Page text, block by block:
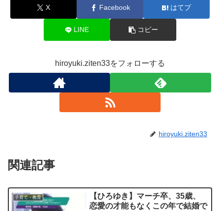
X Facebook はてブ
LINE コピー
hiroyuki.ziten33をフォローする
hiroyuki.ziten33
関連記事
子育て・教育
【ひろゆき】マーチ卒、35歳、
恋愛の才能もなくこの年で結婚で